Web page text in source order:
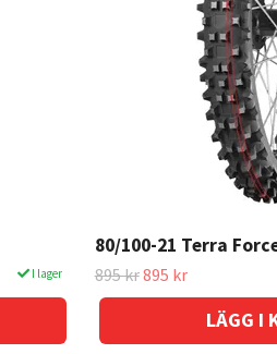
I lager
80/100-21 Terra
895 kr895 kr